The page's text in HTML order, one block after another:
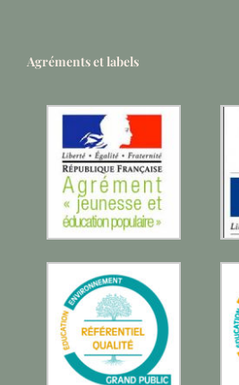
Agréments et labels